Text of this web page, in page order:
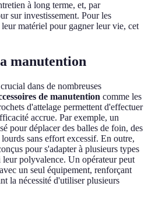
à long terme, et, par
sur investissement. Pour les
matériel pour gagner leur vie, cet
manutention
dans de nombreuses
de manutention comme les
d'attelage permettent d'effectuer
accrue. Par exemple, un
pour déplacer des balles de foin, des
sans effort excessif. En outre,
pour s'adapter à plusieurs types
leur polyvalence. Un opérateur peut
un seul équipement, renforçant
la nécessité d'utiliser plusieurs